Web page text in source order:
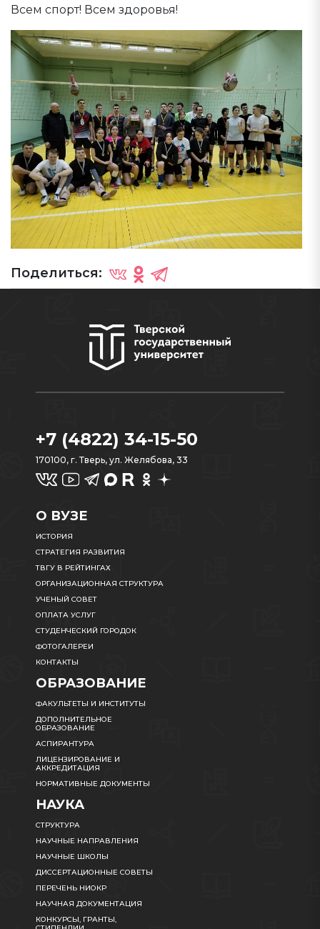
Всем спорт! Всем здоровья!
Поделиться:
+7 (4822) 34-15-50
170100, г. Тверь, ул. Желябова, 33
О ВУЗЕ
ИСТОРИЯ
СТРАТЕГИЯ РАЗВИТИЯ
ТВГУ В РЕЙТИНГАХ
ОРГАНИЗАЦИОННАЯ СТРУКТУРА
УЧЕНЫЙ СОВЕТ
ОПЛАТА УСЛУГ
СТУДЕНЧЕСКИЙ ГОРОДОК
ФОТОГАЛЕРЕИ
КОНТАКТЫ
ОБРАЗОВАНИЕ
ФАКУЛЬТЕТЫ И ИНСТИТУТЫ
ДОПОЛНИТЕЛЬНОЕ
ОБРАЗОВАНИЕ
АСПИРАНТУРА
ЛИЦЕНЗИРОВАНИЕ И
АККРЕДИТАЦИЯ
НОРМАТИВНЫЕ ДОКУМЕНТЫ
НАУКА
СТРУКТУРА
НАУЧНЫЕ НАПРАВЛЕНИЯ
НАУЧНЫЕ ШКОЛЫ
ДИССЕРТАЦИОННЫЕ СОВЕТЫ
ПЕРЕЧЕНЬ НИОКР
НАУЧНАЯ ДОКУМЕНТАЦИЯ
КОНКУРСЫ, ГРАНТЫ,